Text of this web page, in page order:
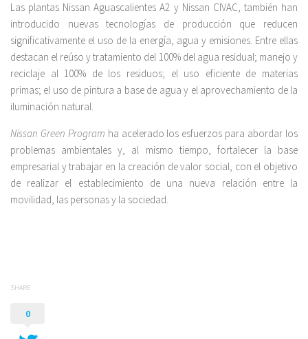
Las plantas Nissan Aguascalientes A2 y Nissan CIVAC, también han
introducido nuevas tecnologías de producción que reducen
significativamente el uso de la energía, agua y emisiones. Entre ellas
destacan el reúso y tratamiento del 100% del agua residual; manejo y
reciclaje al 100% de los residuos; el uso eficiente de materias
primas; el uso de pintura a base de agua y el aprovechamiento de la
iluminación natural.
Nissan Green Program ha acelerado los esfuerzos para abordar los
problemas ambientales y, al mismo tiempo, fortalecer la base
empresarial y trabajar en la creación de valor social, con el objetivo
de realizar el establecimiento de una nueva relación entre la
movilidad, las personas y la sociedad.
SHARE
0